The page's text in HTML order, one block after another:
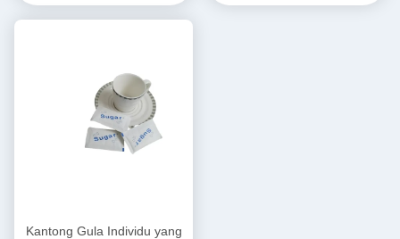
Kantong Gula Individu yang